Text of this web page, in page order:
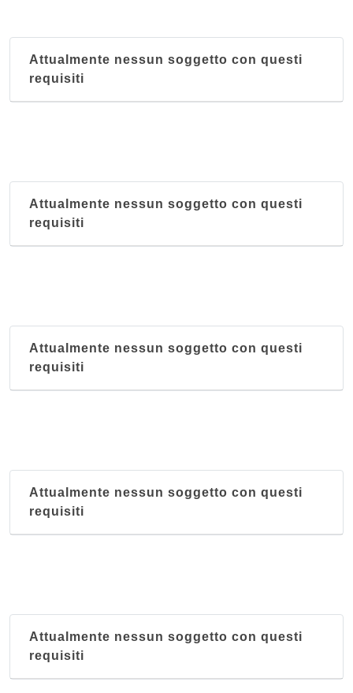
Attualmente nessun soggetto con questi
requisiti
Attualmente nessun soggetto con questi
requisiti
Attualmente nessun soggetto con questi
requisiti
Attualmente nessun soggetto con questi
requisiti
Attualmente nessun soggetto con questi
requisiti